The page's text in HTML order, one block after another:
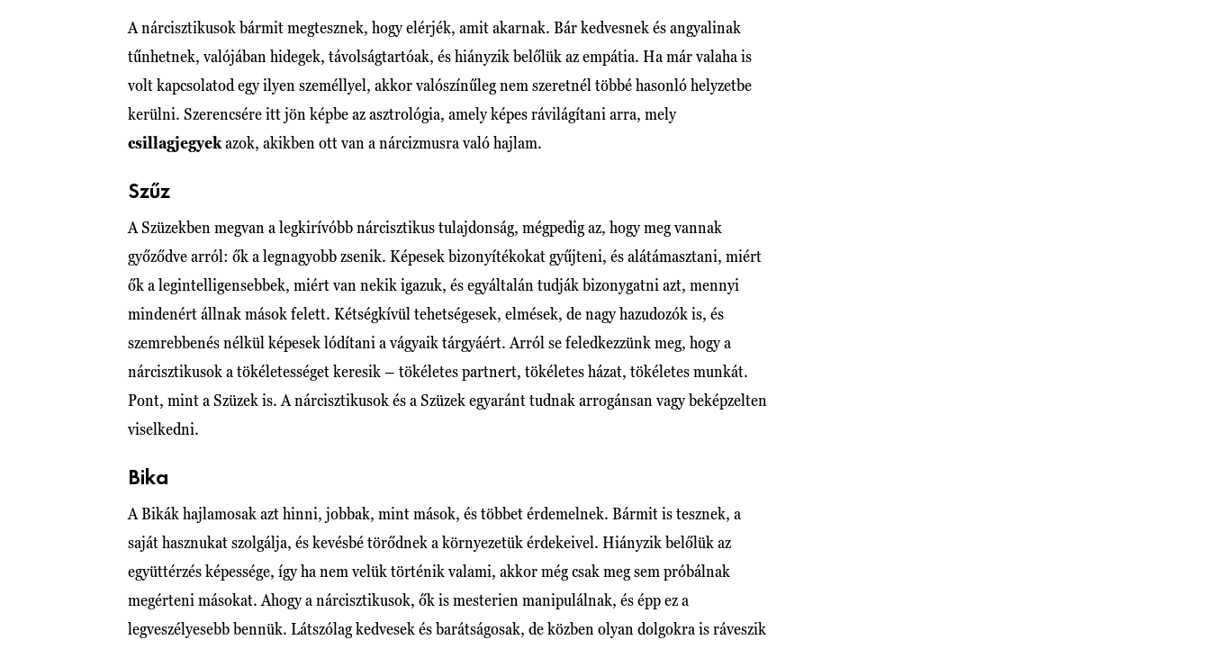
A nárcisztikusok bármit megtesznek, hogy elérjék, amit akarnak. Bár kedvesnek és angyalinak
tűnhetnek, valójában hidegek, távolságtartóak, és hiányzik belőlük az empátia. Ha már valaha is
volt kapcsolatod egy ilyen személlyel, akkor valószínűleg nem szeretnél többé hasonló helyzetbe
kerülni. Szerencsére itt jön képbe az asztrológia, amely képes rávilágítani arra, mely
csillagjegyekazok, akikben ott van a nárcizmusra való hajlam.
Szűz
A Szüzekben megvan a legkirívóbb nárcisztikus tulajdonság, mégpedig az, hogy meg vannak
győződve arról: ők a legnagyobb zsenik. Képesek bizonyítékokat gyűjteni, és alátámasztani, miért
ők a legintelligensebbek, miért van nekik igazuk, és egyáltalán tudják bizonygatni azt, mennyi
mindenért állnak mások felett. Kétségkívül tehetségesek, elmések, de nagy hazudozók is, és
szemrebbenés nélkül képesek lódítani a vágyaik tárgyáért. Arról se feledkezzünk meg, hogy a
nárcisztikusok a tökéletességet keresik – tökéletes partnert, tökéletes házat, tökéletes munkát.
Pont, mint a Szüzek is. A nárcisztikusok és a Szüzek egyaránt tudnak arrogánsan vagy beképzelten
viselkedni.
Bika
A Bikák hajlamosak azt hinni, jobbak, mint mások, és többet érdemelnek. Bármit is tesznek, a
saját hasznukat szolgálja, és kevésbé törődnek a környezetük érdekeivel. Hiányzik belőlük az
együttérzés képessége, így ha nem velük történik valami, akkor még csak meg sem próbálnak
megérteni másokat. Ahogy a nárcisztikusok, ők is mesterien manipulálnak, és épp ez a
legveszélyesebb bennük. Látszólag kedvesek és barátságosak, de közben olyan dolgokra is ráveszik